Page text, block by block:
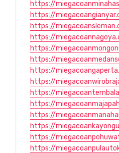
https://
https://
https://
https://
https://
https://
https://
https://
https://
https://
https://
https://
https://
https://